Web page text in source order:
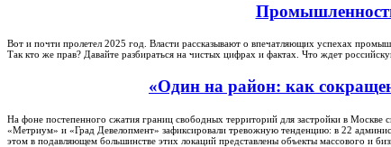
Вот и почти пролетел 2025 год. Власти рассказывают о впечатляющих успехах
Так кто же прав? Давайте разбираться на чистых цифрах и фактах. Что ждет
«Один на район: как
На фоне постепенного сжатия границ свободных территорий для застройки в
«Метриум» и «Град Девелопмент» зафиксировали тревожную тенденцию: в 22
этом в подавляющем большинстве этих локаций представлены объекты массового и